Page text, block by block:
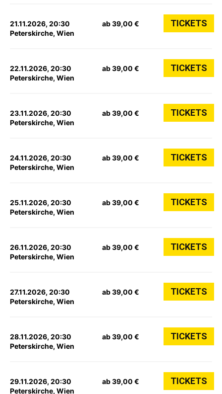
21.11.2026, 20:30
Peterskirche, Wien
ab 39,00 € TICKETS
22.11.2026, 20:30
Peterskirche, Wien
ab 39,00 € TICKETS
23.11.2026, 20:30
Peterskirche, Wien
ab 39,00 € TICKETS
24.11.2026, 20:30
Peterskirche, Wien
ab 39,00 € TICKETS
25.11.2026, 20:30
Peterskirche, Wien
ab 39,00 € TICKETS
26.11.2026, 20:30
Peterskirche, Wien
ab 39,00 € TICKETS
27.11.2026, 20:30
Peterskirche, Wien
ab 39,00 € TICKETS
28.11.2026, 20:30
Peterskirche, Wien
ab 39,00 € TICKETS
29.11.2026, 20:30
Peterskirche, Wien
ab 39,00 € TICKETS